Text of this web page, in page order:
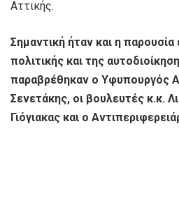
Αττικής.
Σημαντική ήταν και η
πολιτικής και της
παραβρέθηκαν ο Υφυπουργός
Σενετάκης, οι βουλευτές κ.κ.
Γιόγιακας και ο